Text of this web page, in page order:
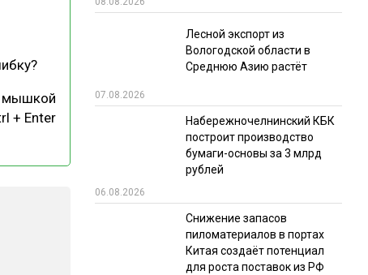
ИТОГИ МЕРОПРИЯТИЙ
мышкой
+ Enter
Лесной экспорт из
Вологодской области в
Среднюю Азию растёт
07.08.2026
Набережночелнинский КБК
построит производство
бумаги-основы за 3 млрд
рублей
06.08.2026
Снижение запасов
пиломатериалов в портах
Китая создаёт потенциал
для роста поставок из РФ